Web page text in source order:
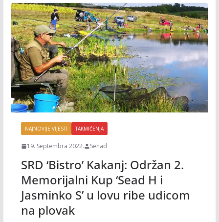
NAJNOVIJE VIJESTI TAKMIČENJA
19. Septembra 2022. Senad
SRD ‘Bistro’ Kakanj: Održan 2.
Memorijalni Kup ‘Sead H i
Jasminko S’ u lovu ribe udicom
na plovak